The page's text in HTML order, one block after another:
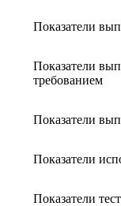
Показатели
Показатели
требованием
Показатели
Показатели
Показатели